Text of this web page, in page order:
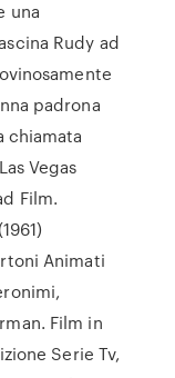
una
Rudy ad
padrona
chiamata
Vegas
Film.
Animati
Film in
Serie Tv,